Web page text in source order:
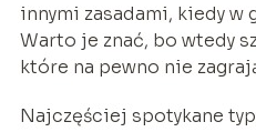
innymi zasadami, kiedy w
Warto je znać, bo wtedy
które na pewno nie
Najczęściej spotykane